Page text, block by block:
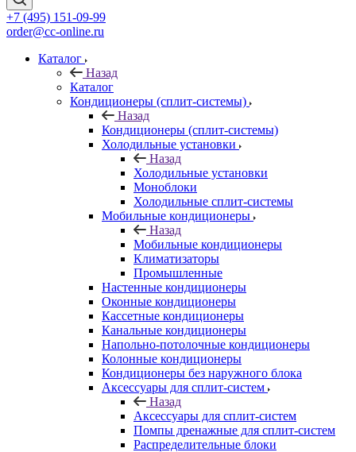
+7 (495) 151-09-99
order@cc-online.ru
Каталог
Назад
Каталог
Кондиционеры (сплит-системы)
Назад
Кондиционеры (сплит-системы)
Холодильные установки
Назад
Холодильные установки
Моноблоки
Холодильные сплит-системы
Мобильные кондиционеры
Назад
Мобильные кондиционеры
Климатизаторы
Промышленные
Настенные кондиционеры
Оконные кондиционеры
Кассетные кондиционеры
Канальные кондиционеры
Напольно-потолочные кондиционеры
Колонные кондиционеры
Кондиционеры без наружного блока
Аксессуары для сплит-систем
Назад
Аксессуары для сплит-систем
Помпы дренажные для сплит-систем
Распределительные блоки